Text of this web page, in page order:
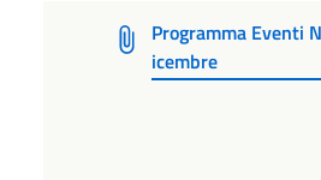
Programma Eventi
icembre